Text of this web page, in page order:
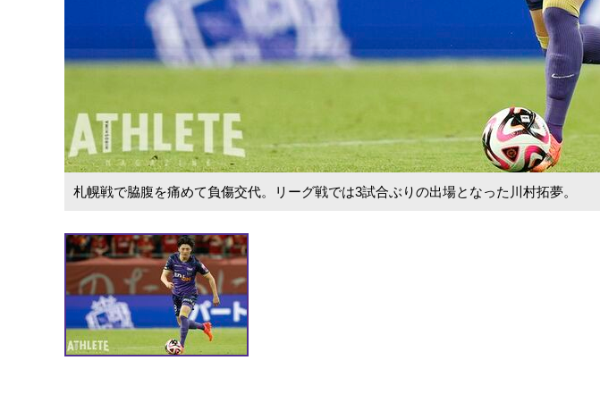
札幌戦で脇腹を痛めて負傷交代。リーグ戦では3試合ぶりの出場となった川村拓夢。